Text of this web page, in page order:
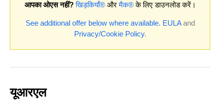
आपका ओएस नहीं? खिड़कियाँ®औरमैक®के लिए डाउनलोड करें।
See additional offer below where available. EULAand
Privacy/Cookie Policy.
यूआरएल